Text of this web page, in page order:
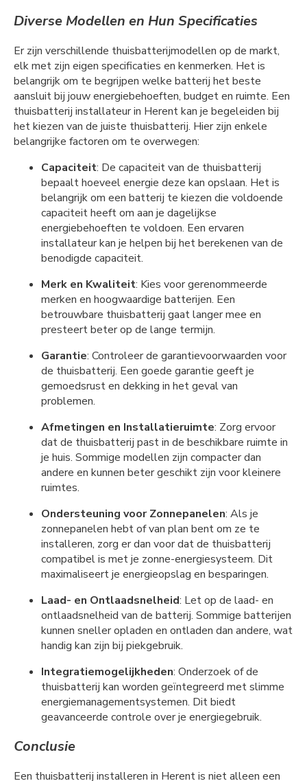
Diverse Modellen en Hun Specificaties
Er zijn verschillende thuisbatterijmodellen op de markt,
elk met zijn eigen specificaties en kenmerken. Het is
belangrijk om te begrijpen welke batterij het beste
aansluit bij jouw energiebehoeften, budget en ruimte. Een
thuisbatterij installateur in Herent kan je begeleiden bij
het kiezen van de juiste thuisbatterij. Hier zijn enkele
belangrijke factoren om te overwegen:
Capaciteit: De capaciteit van de thuisbatterij
bepaalt hoeveel energie deze kan opslaan. Het is
belangrijk om een batterij te kiezen die voldoende
capaciteit heeft om aan je dagelijkse
energiebehoeften te voldoen. Een ervaren
installateur kan je helpen bij het berekenen van de
benodigde capaciteit.
Merk en Kwaliteit: Kies voor gerenommeerde
merken en hoogwaardige batterijen. Een
betrouwbare thuisbatterij gaat langer mee en
presteert beter op de lange termijn.
Garantie: Controleer de garantievoorwaarden voor
de thuisbatterij. Een goede garantie geeft je
gemoedsrust en dekking in het geval van
problemen.
Afmetingen en Installatieruimte: Zorg ervoor
dat de thuisbatterij past in de beschikbare ruimte in
je huis. Sommige modellen zijn compacter dan
andere en kunnen beter geschikt zijn voor kleinere
ruimtes.
Ondersteuning voor Zonnepanelen: Als je
zonnepanelen hebt of van plan bent om ze te
installeren, zorg er dan voor dat de thuisbatterij
compatibel is met je zonne-energiesysteem. Dit
maximaliseert je energieopslag en besparingen.
Laad- en Ontlaadsnelheid: Let op de laad- en
ontlaadsnelheid van de batterij. Sommige batterijen
kunnen sneller opladen en ontladen dan andere, wat
handig kan zijn bij piekgebruik.
Integratiemogelijkheden: Onderzoek of de
thuisbatterij kan worden geïntegreerd met slimme
energiemanagementsystemen. Dit biedt
geavanceerde controle over je energiegebruik.
Conclusie
Een thuisbatterij installeren in Herent is niet alleen een